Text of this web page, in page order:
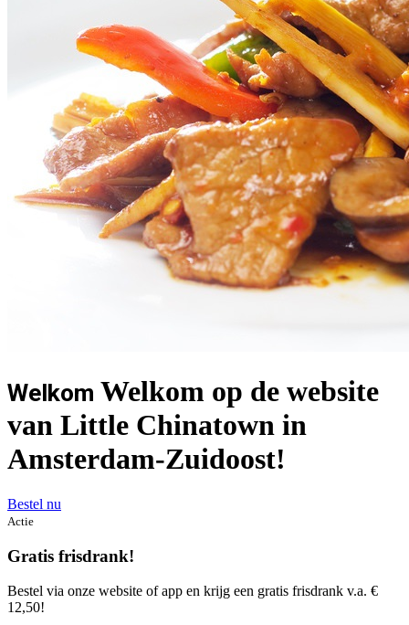
Welkom Welkom op de website
van Little Chinatown in
Amsterdam-Zuidoost!
Bestel nu
Actie
Gratis frisdrank!
Bestel via onze website of app en krijg een gratis frisdrank v.a. €
12,50!